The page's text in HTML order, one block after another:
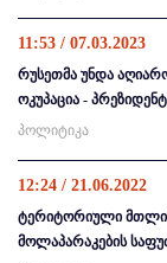
11:53 / 07.03.2023
რუსეთმა უნდა
ოკუპაცია -
პოლიტიკა
12:24 / 21.06.2022
ტერიტორიული
მოლაპარაკების